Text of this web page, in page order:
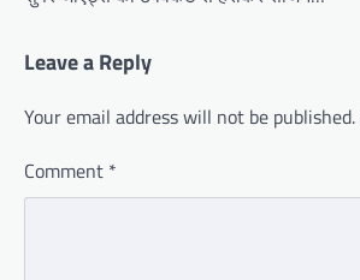
Leave a Reply
Your email address will not be published.
Comment *